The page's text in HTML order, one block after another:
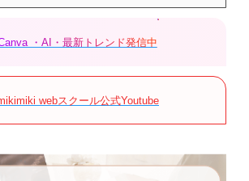
・AI・最新トレンド発信中
webスクール公式Youtube